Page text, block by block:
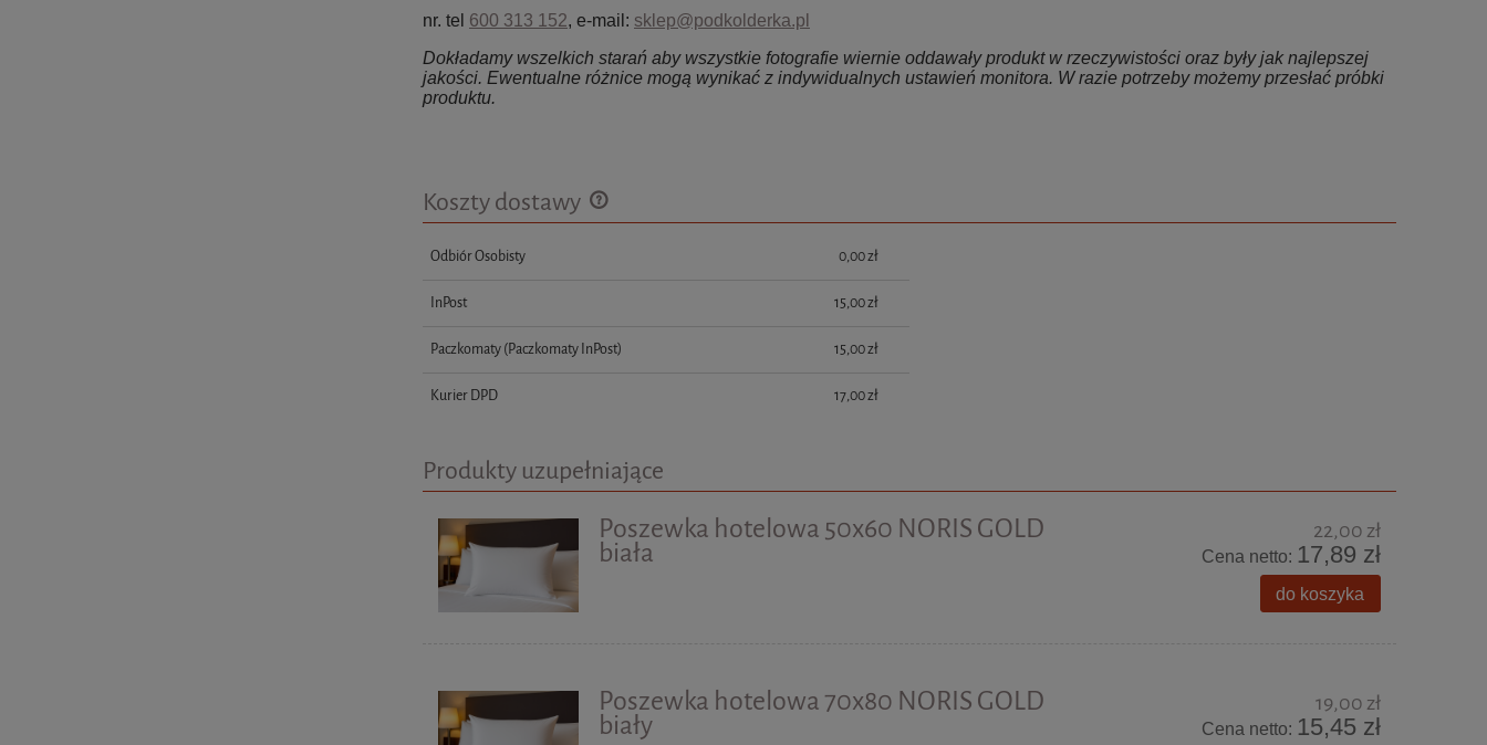
nr. tel 600 313 152, e-mail: sklep@podkolderka.pl
Dokładamy wszelkich starań aby wszystkie fotografie wiernie oddawały produkt w rzeczywistości oraz były jak najlepszej
jakości. Ewentualne różnice mogą wynikać z indywidualnych ustawień monitora. W razie potrzeby możemy przesłać próbki
produktu.
Koszty dostawy
Cena nie zawiera ewentualnych kosztów
Odbiór Osobisty 0,00 zł
InPost 15,00 zł
Paczkomaty(Paczkomaty InPost) 15,00 zł
Kurier DPD 17,00 zł
Produkty uzupełniające
Poszewka hotelowa 50x60 NORIS GOLD
biała
22,00 zł
Cena netto: 17,89 zł
do koszyka
Poszewka hotelowa 70x80 NORIS GOLD
biały
19,00 zł
Cena netto: 15,45 zł